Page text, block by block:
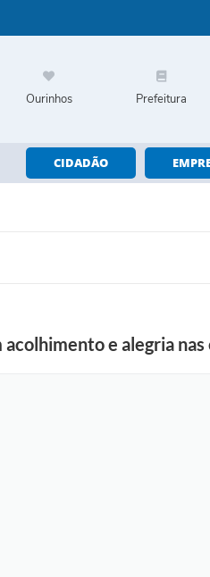
Ourinhos Prefeitura
CIDADÃO
e alegria